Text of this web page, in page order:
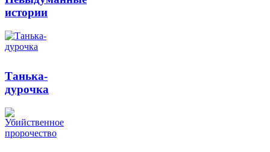
истории
Танька-
дурочка